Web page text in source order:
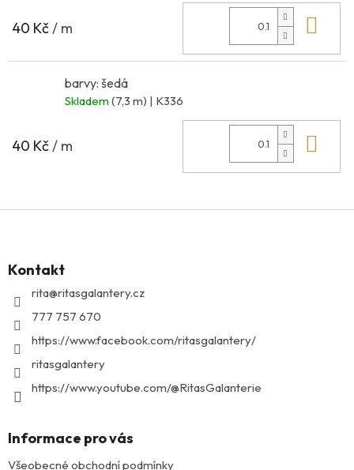
40 Kč/ m
barvy: šedá
Skladem(7,3 m) | K336
40 Kč/ m
Z
aKontakt
rita@ritasgalantery.cz
777 757 670
https://www.facebook.com/ritasgalantery/
ritasgalantery
https://www.youtube.com/@RitasGalanterie
Informace pro vás
Všeobecné obchodní podmínky